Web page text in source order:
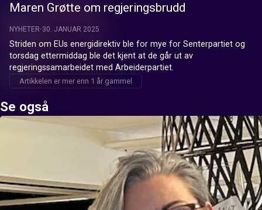
Maren Grøtte om regjeringsbrudd
NYHETER 30. JANUAR 2025
Striden om EUs energidirektiv ble for mye for Senterpartiet og
torsdag ettermiddag ble det kjent at de går ut av
regjeringssamarbeidet med Arbeiderpartiet.
Artikkelen er mer enn 1 år gammel
Se også